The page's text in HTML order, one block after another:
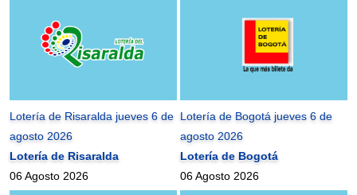
Lotería de Risaralda jueves 6 de
agosto 2026
Lotería de Risaralda
06 Agosto 2026
Lotería de Bogotá jueves 6 de
agosto 2026
Lotería de Bogotá
06 Agosto 2026